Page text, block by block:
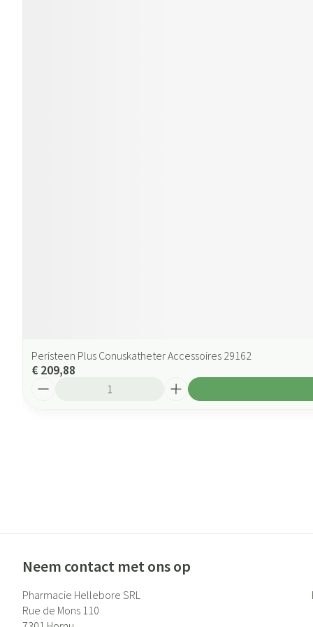
Peristeen Plus Conuskatheter Accessoires 29162
€ 209,88
Neem contact met ons op
Pharmacie Hellebore SRL
Rue de Mons 110